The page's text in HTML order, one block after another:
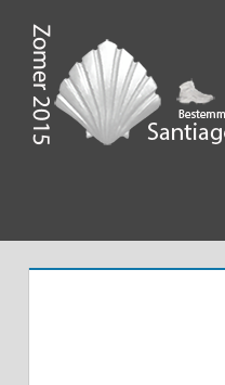
naar
inhoudZomer
2015,
Santiago